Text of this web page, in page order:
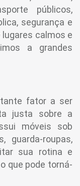
públicos,
segurança e
lugares calmos e
a grandes
fator a ser
justa sobre a
móveis sob
guarda-roupas,
sua rotina e
que pode torná-